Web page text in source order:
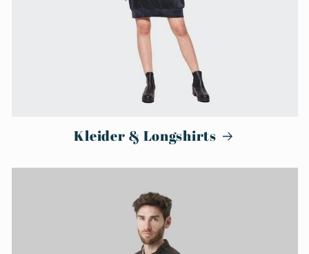
Kleider & Longshirts